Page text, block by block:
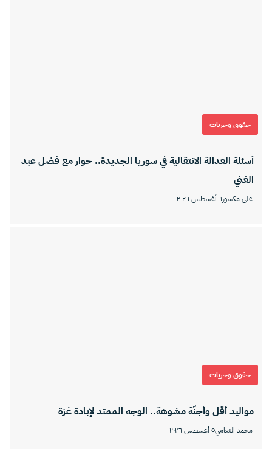
حقوق وحريات
أسئلة العدالة الانتقالية في سوريا الجديدة.. حوار مع فضل عبد
الغني
علي مكسور٦ أغسطس ٢٠٢٦
حقوق وحريات
مواليد أقل وأجنّة مشوهة.. الوجه الممتد لإبادة غزة
محمد النعامي٥ أغسطس ٢٠٢٦